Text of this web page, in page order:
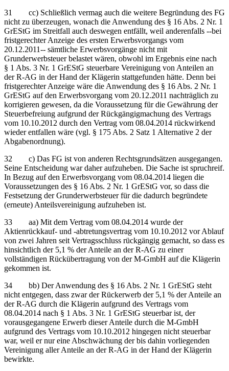
31 cc) Schließlich vermag auch die weitere Begründung des FG
nicht zu überzeugen, wonach die Anwendung des § 16 Abs. 2 Nr. 1
GrEStG im Streitfall auch deswegen entfällt, weil anderenfalls ‑‑bei
fristgerechter Anzeige des ersten Erwerbsvorgangs vom
20.12.2011‑‑ sämtliche Erwerbsvorgänge nicht mit
Grunderwerbsteuer belastet wären, obwohl im Ergebnis eine nach
§ 1 Abs. 3 Nr. 1 GrEStG steuerbare Vereinigung von Anteilen an
der R-AG in der Hand der Klägerin stattgefunden hätte. Denn bei
fristgerechter Anzeige wäre die Anwendung des § 16 Abs. 2 Nr. 1
GrEStG auf den Erwerbsvorgang vom 20.12.2011 nachträglich zu
korrigieren gewesen, da die Voraussetzung für die Gewährung der
Steuerbefreiung aufgrund der Rückgängigmachung des Vertrags
vom 10.10.2012 durch den Vertrag vom 08.04.2014 rückwirkend
wieder entfallen wäre (vgl. § 175 Abs. 2 Satz 1 Alternative 2 der
Abgabenordnung).
32 c) Das FG ist von anderen Rechtsgrundsätzen ausgegangen.
Seine Entscheidung war daher aufzuheben. Die Sache ist spruchreif.
In Bezug auf den Erwerbsvorgang vom 08.04.2014 liegen die
Voraussetzungen des § 16 Abs. 2 Nr. 1 GrEStG vor, so dass die
Festsetzung der Grunderwerbsteuer für die dadurch begründete
(erneute) Anteilsvereinigung aufzuheben ist.
33 aa) Mit dem Vertrag vom 08.04.2014 wurde der
Aktienrückkauf- und -abtretungsvertrag vom 10.10.2012 vor Ablauf
von zwei Jahren seit Vertragsschluss rückgängig gemacht, so dass es
hinsichtlich der 5,1 % der Anteile an der R-AG zu einer
vollständigen Rückübertragung von der M-GmbH auf die Klägerin
gekommen ist.
34 bb) Der Anwendung des § 16 Abs. 2 Nr. 1 GrEStG steht
nicht entgegen, dass zwar der Rückerwerb der 5,1 % der Anteile an
der R-AG durch die Klägerin aufgrund des Vertrags vom
08.04.2014 nach § 1 Abs. 3 Nr. 1 GrEStG steuerbar ist, der
vorausgegangene Erwerb dieser Anteile durch die M-GmbH
aufgrund des Vertrags vom 10.10.2012 hingegen nicht steuerbar
war, weil er nur eine Abschwächung der bis dahin vorliegenden
Vereinigung aller Anteile an der R-AG in der Hand der Klägerin
bewirkte.